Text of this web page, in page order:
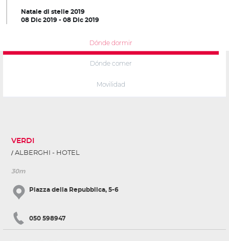
Natale di stelle 2019
08 Dic 2019 - 08 Dic 2019
Dónde dormir
Dónde comer
Movilidad
VERDI
ALBERGHI - HOTEL
30m
Piazza della Repubblica, 5-6
050 598947